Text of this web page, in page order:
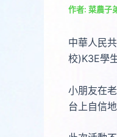
作者: 菜農子
中華人民
校)K3E學
小朋友在
台上自信